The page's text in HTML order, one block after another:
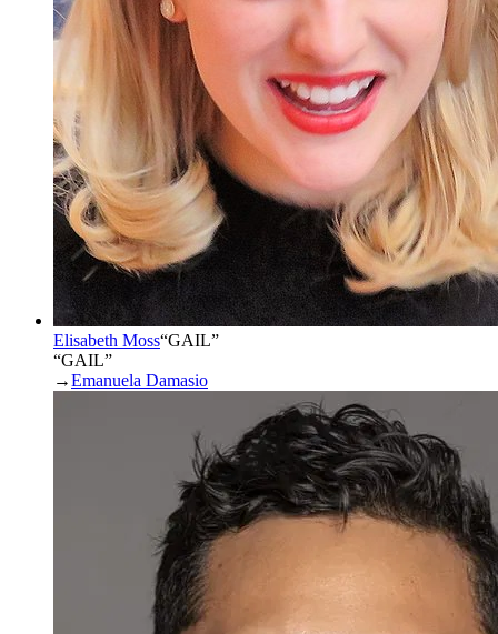
Elisabeth Moss“GAIL”
“GAIL”
→Emanuela Damasio